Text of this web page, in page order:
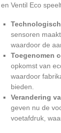
en Ventil Eco
sensoren
waardoor de
Toegenomen
opkomst van
waardoor
bieden.
Verandering
geven nu de
voetafdruk,